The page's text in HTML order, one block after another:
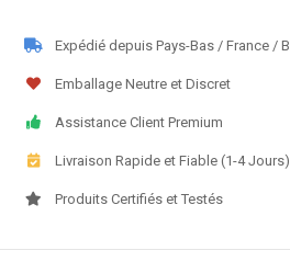
Expédié depuis Pays-Bas / France /
Emballage Neutre et Discret
Assistance Client Premium
Livraison Rapide et Fiable (1-4 Jours)
Produits Certifiés et Testés